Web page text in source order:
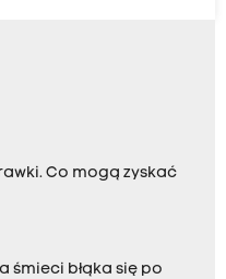
Co mogą zyskać
śmieci błąka się po